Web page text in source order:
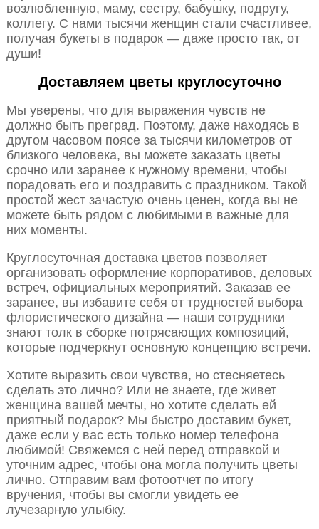
возлюбленную, маму, сестру, бабушку, подругу,
коллегу. С нами тысячи женщин стали счастливее,
получая букеты в подарок — даже просто так, от
души!
Доставляем цветы круглосуточно
Мы уверены, что для выражения чувств не
должно быть преград. Поэтому, даже находясь в
другом часовом поясе за тысячи километров от
близкого человека, вы можете заказать цветы
срочно или заранее к нужному времени, чтобы
порадовать его и поздравить с праздником. Такой
простой жест зачастую очень ценен, когда вы не
можете быть рядом с любимыми в важные для
них моменты.
Круглосуточная доставка цветов позволяет
организовать оформление корпоративов, деловых
встреч, официальных мероприятий. Заказав ее
заранее, вы избавите себя от трудностей выбора
флористического дизайна — наши сотрудники
знают толк в сборке потрясающих композиций,
которые подчеркнут основную концепцию встречи.
Хотите выразить свои чувства, но стесняетесь
сделать это лично? Или не знаете, где живет
женщина вашей мечты, но хотите сделать ей
приятный подарок? Мы быстро доставим букет,
даже если у вас есть только номер телефона
любимой! Свяжемся с ней перед отправкой и
уточним адрес, чтобы она могла получить цветы
лично. Отправим вам фотоотчет по итогу
вручения, чтобы вы смогли увидеть ее
лучезарную улыбку.